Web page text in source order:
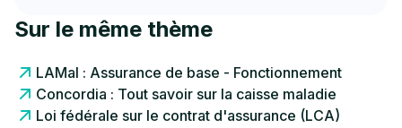
Sur le même thème
LAMal : Assurance de base - Fonctionnement
Concordia : Tout savoir sur la caisse maladie
Loi fédérale sur le contrat d'assurance (LCA)